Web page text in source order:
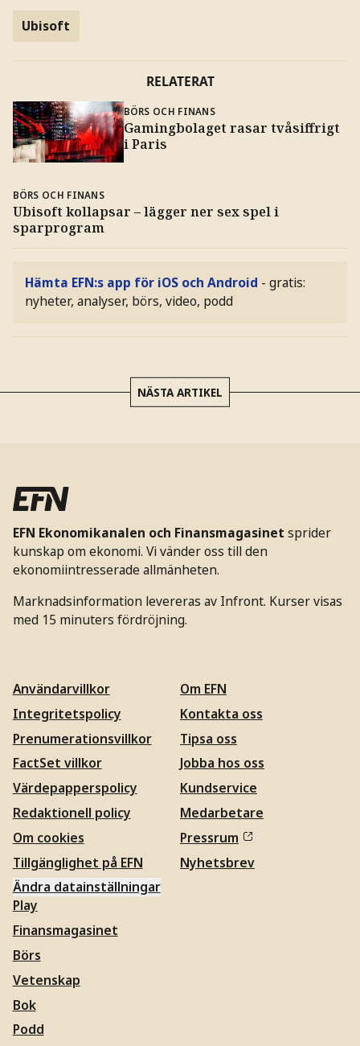
Ubisoft
RELATERAT
BÖRS OCH FINANS
Gamingbolaget rasar tvåsiffrigt
i Paris
BÖRS OCH FINANS
Ubisoft kollapsar – lägger ner sex spel i
sparprogram
Hämta EFN:s app för iOS och Android - gratis:
nyheter, analyser, börs, video, podd
NÄSTA ARTIKEL
EFN Ekonomikanalen och Finansmagasinet sprider
kunskap om ekonomi. Vi vänder oss till den
ekonomiintresserade allmänheten.
Marknadsinformation levereras av Infront. Kurser visas
med 15 minuters fördröjning.
Användarvillkor
Integritetspolicy
Prenumerationsvillkor
FactSet villkor
Värdepapperspolicy
Redaktionell policy
Om cookies
Tillgänglighet på EFN
Ändra datainställningar
Om EFN
Kontakta oss
Tipsa oss
Jobba hos oss
Kundservice
Medarbetare
Pressrum
Nyhetsbrev
Play
Finansmagasinet
Börs
Vetenskap
Bok
Podd